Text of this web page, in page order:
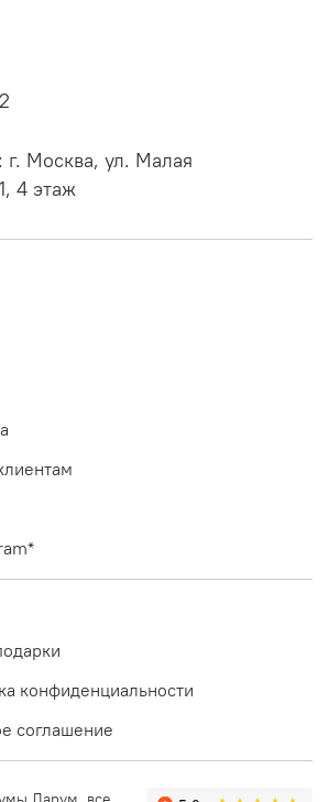
конфиденциальности
соглашение
г. Москва, ул. Малая
4 этаж